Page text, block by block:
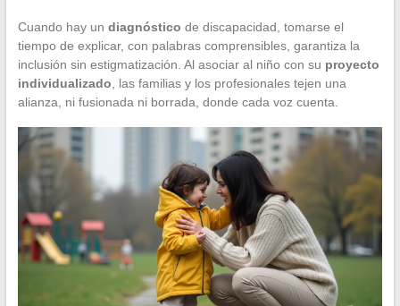
Cuando hay un diagnóstico de discapacidad, tomarse el
tiempo de explicar, con palabras comprensibles, garantiza la
inclusión sin estigmatización. Al asociar al niño con su proyecto
individualizado , las familias y los profesionales tejen una
alianza, ni fusionada ni borrada, donde cada voz cuenta.